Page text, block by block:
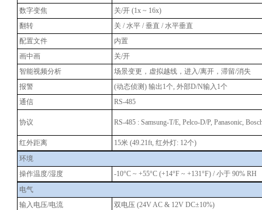
数字变焦
关/开 (1x ~ 16x)
翻转
关 / 水平 / 垂直 / 水平垂直
配置文件
内置
画中画
关/开
智能视频分析
场景变更，虚拟越线，进入/离开，滞留/消失
报警
(动态侦测) 输出1个, 外部D/N输入1个
通信
RS-485
协议 RS-485 : Samsung-T/E, Pelco-D/P, Panasonic,
红外距离
15米 (49.21ft, 红外灯: 12个)
环境
操作温度/湿度
-10°C ~ +55°C (+14°F ~ +131°F) / 小于 90% RH
电气
输入电压/电流
双电压 (24V AC & 12V DC±10%)